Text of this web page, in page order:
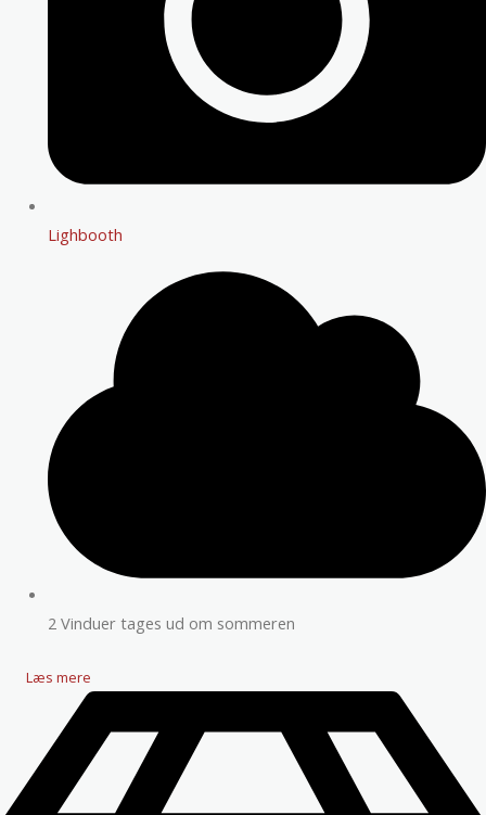
Lighbooth
2 Vinduer tages ud om sommeren
Læs mere